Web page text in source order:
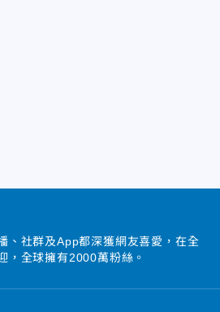
、社群及App都深獲網友喜愛，在全
，全球擁有2000萬粉絲。